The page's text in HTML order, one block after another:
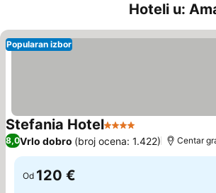
Hoteli u:
Popularan izbor
Stefania Hotel4 ZvezdicePogledaj cene
8,0Vrlo dobro (broj ocena: 1.422) Centar
Od 120 €